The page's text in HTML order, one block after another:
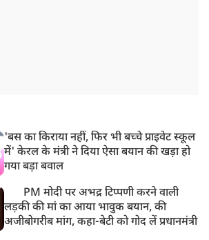
'बस का किराया नहीं, फिर भी बच्चे प्राइवेट स्कूल
में' केरल के मंत्री ने दिया ऐसा बयान की खड़ा हो
गया बड़ा बवाल
PM मोदी पर अभद्र टिप्पणी करने वाली
लड़की की मां का आया भावुक बयान, की
अजीबोगरीब मांग, कहा-बेटी को गोद लें प्रधानमंत्री